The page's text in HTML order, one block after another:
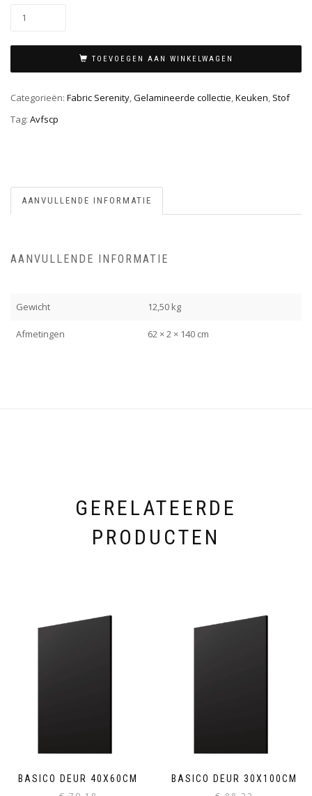
TOEVOEGEN AAN WINKELWAGEN
Categorieën: Fabric Serenity,Gelamineerde collectie,Keuken, Stof
Tag: Avfscp
AANVULLENDE INFORMATIE
AANVULLENDE INFORMATIE
Gewicht 12,50 kg
Afmetingen 62 × 2 × 140 cm
GERELATEERDE
PRODUCTEN
BASICO DEUR 40X60CM BASICO DEUR 30X100CM